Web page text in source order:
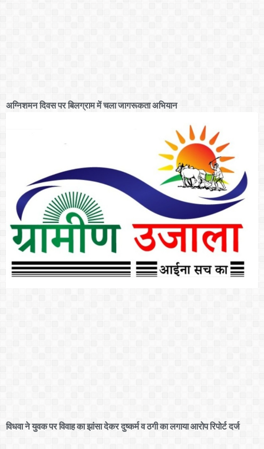
अग्निशमन दिवस पर बिलग्राम में चला जागरूकता अभियान
विधवा ने युवक पर विवाह का झांसा देकर दुष्कर्म व ठगी का लगाया आरोप रिपोर्ट दर्ज